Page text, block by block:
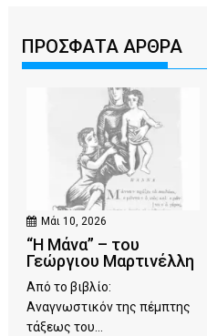
ΠΡΟΣΦΑΤΑ ΑΡΘΡΑ
Μάι 10, 2026
“Η Μάνα” – του
Γεώργιου Μαρτινέλλη
Από το βιβλίο:
Αναγνωστικόν της πέμπτης
τάξεως του...